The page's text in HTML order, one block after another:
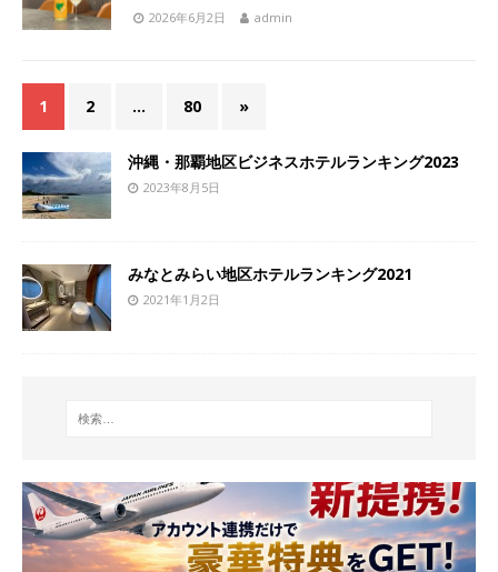
2026年6月2日 admin
1 2 … 80 »
沖縄・那覇地区ビジネスホテルランキング2023
2023年8月5日
みなとみらい地区ホテルランキング2021
2021年1月2日